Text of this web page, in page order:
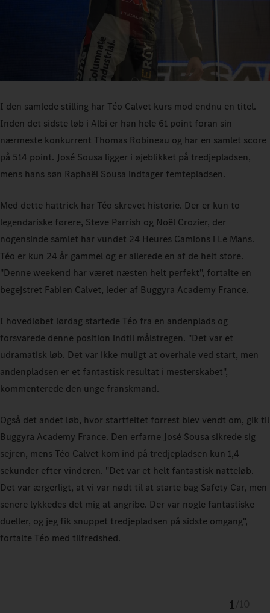
I den samlede stilling har Téo Calvet kurs mod endnu en titel.
Inden det sidste løb i Albi er han hele 61 point foran sin
nærmeste konkurrent Thomas Robineau og har en samlet score
på 514 point. José Sousa ligger i øjeblikket på tredjepladsen,
mens hans søn Raphaël Sousa indtager femtepladsen.
Med dette hattrick har Téo skrevet historie. Der er kun to
legendariske førere, Steve Parrish og Noël Crozier, der
nogensinde samlet har vundet 24 Heures Camions i Le Mans.
Téo er kun 24 år gammel og er allerede en af de helt store.
"Denne weekend har været næsten helt perfekt", fortalte en
begejstret Fabien Calvet, leder af Buggyra Academy France.
I hovedløbet lørdag startede Téo fra en andenplads og
forsvarede denne position indtil målstregen. "Det var et
udramatisk løb. Det var ikke muligt at overhale ved start, men
andenpladsen er et fantastisk resultat i mesterskabet",
kommenterede den unge franskmand.
Også det andet løb, hvor startfeltet forrest blev vendt om, gik til
Buggyra Academy France. Den erfarne José Sousa sikrede sig
sejren, mens Téo Calvet kom ind på tredjepladsen kun 1,4
sekunder efter vinderen. "Det var et helt fantastisk natteløb.
Det var ærgerligt, at vi var nødt til at starte bag Safety Car, men
senere lykkedes det mig at angribe. Der var nogle fantastiske
dueller, og jeg fik snuppet tredjepladsen på sidste omgang",
fortalte Téo med tilfredshed.
1